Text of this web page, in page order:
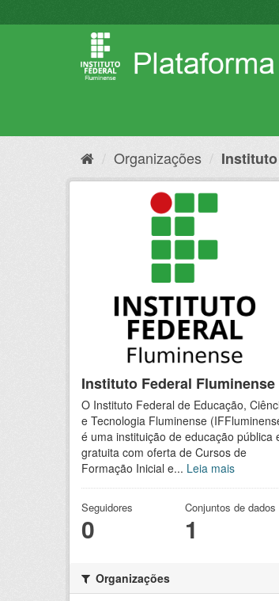
para
Organizações
Instituto Federal Fluminense
O Instituto Federal de Educação,
e Tecnologia Fluminense
é uma instituição de educação pública
gratuita com oferta de Cursos de
Formação Inicial e... Leia mais
Seguidores
0
Conjuntos de dados
1
Organizações